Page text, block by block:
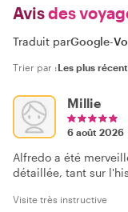
Avisdes
Traduit parGoogle-
Trier par :
Millie
6 août 2026
Alfredo a été
détaillée, tant sur
Visite très instructive